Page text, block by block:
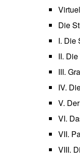
Die
I. Die
II.
III.
IV.
V.
VI.
VII.
VIII.